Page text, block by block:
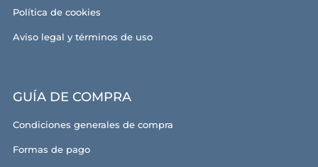
Política de cookies
Aviso legal y términos de uso
GUÍA DE COMPRA
Condiciones generales de compra
Formas de pago